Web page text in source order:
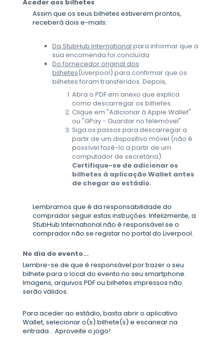
Aceder aos bilhetes
Assim que os seus bilhetes estiverem prontos,
receberá dois e-mails:
Da StubHub International para informar que a
sua encomenda foi concluída
Do fornecedor original dos
bilhetes(Liverpool) para confirmar que os
bilhetes foram transferidos. Depois,
Abra o PDF em anexo que explica
como descarregar os bilhetes.
Clique em "Adicionar à Apple Wallet"
ou "GPay - Guardar no telemóvel"
Siga os passos para descarregar a
partir de um dispositivo móvel (não é
possível fazê-lo a partir de um
computador de secretária).
Certifique-se de adicionar os
bilhetes à aplicação Wallet antes
de chegar ao estádio.
Lembramos que é da responsabilidade do
comprador seguir estas instruções. Infelizmente, a
StubHub International não é responsável se o
comprador não se registar no portal do Liverpool.
No dia do evento...
Lembre-se de que é responsável por trazer o seu
bilhete para o local do evento no seu smartphone.
Imagens, arquivos PDF ou bilhetes impressos não
serão válidos.
Para aceder ao estádio, basta abrir o aplicativo
Wallet, selecionar o(s) bilhete(s) e escanear na
entrada... Aproveite o jogo!